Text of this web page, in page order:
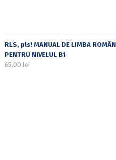
RLS, pls! MANUAL DE LIMBA
PENTRU NIVELUL B1
65,00 lei